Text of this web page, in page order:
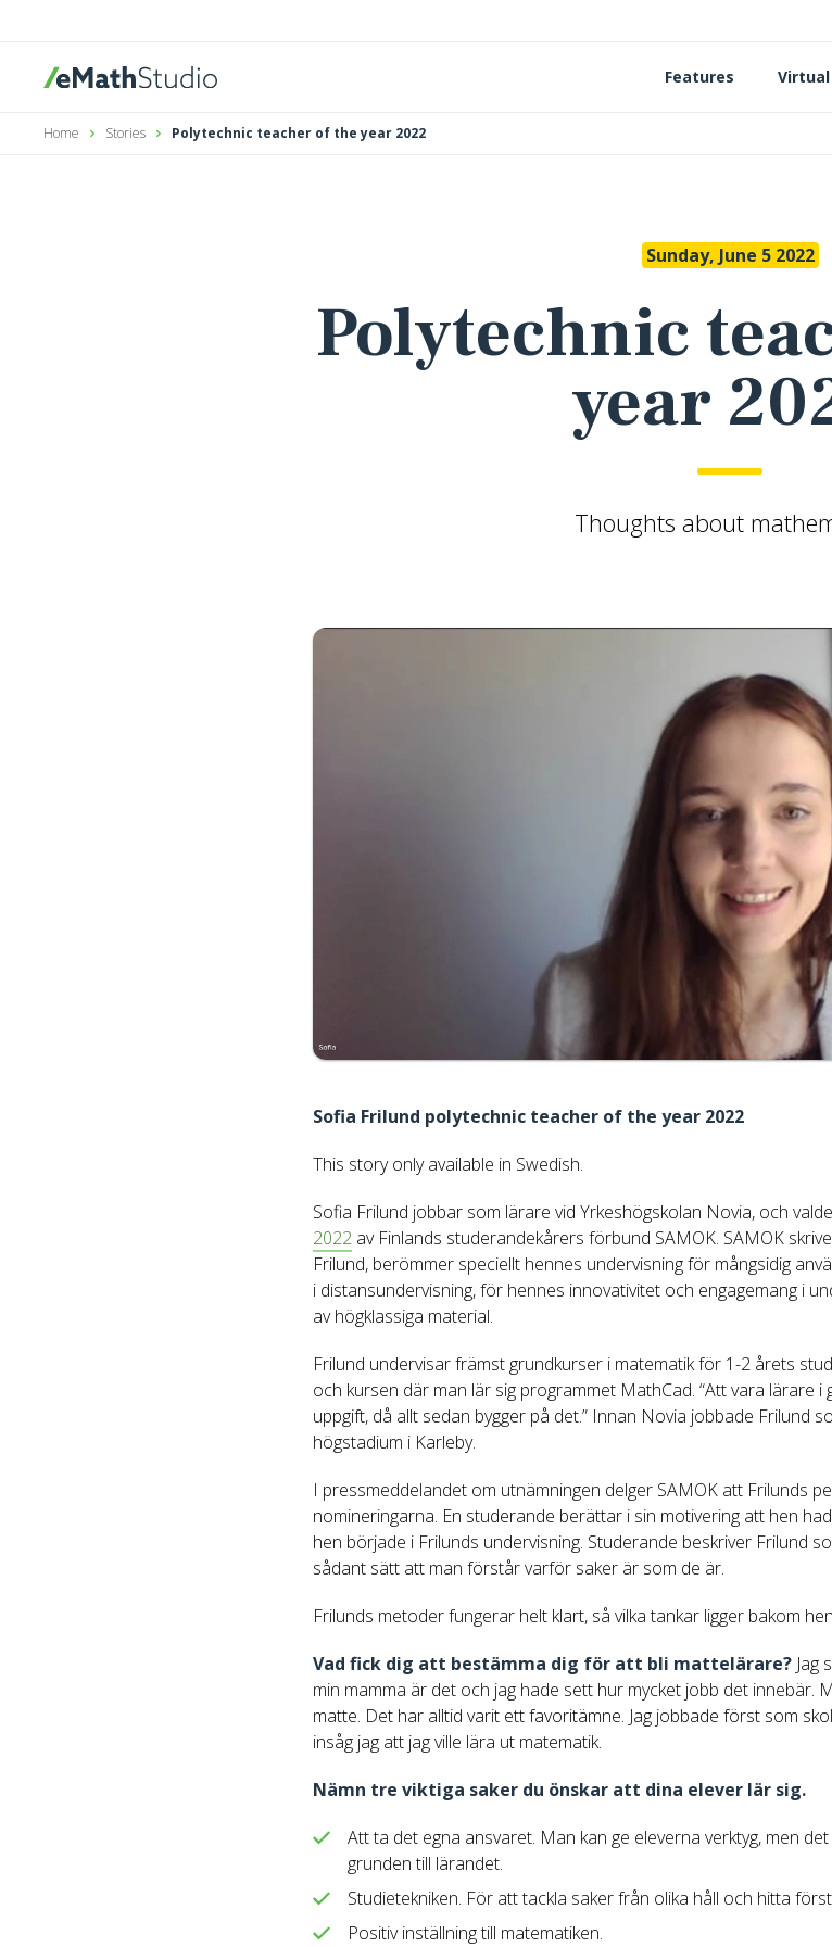
Features
Home Stories Polytechnic teacher of the year 2022
Sunday, June 5 2022
Polytechnic
year
Thoughts about
Sofia Frilund polytechnic teacher of the year 2022
This story only available in Swedish.
Sofia Frilund jobbar som lärare vid Yrkeshögskolan Novia, och
2022 av Finlands studerandekårers förbund SAMOK. SAMOK
Frilund, berömmer speciellt hennes undervisning för mångsidig
i distansundervisning, för hennes innovativitet och engagemang i
av högklassiga material.
Frilund undervisar främst grundkurser i matematik för 1-2 årets
och kursen där man lär sig programmet MathCad. “Att vara lärare i
uppgift, då allt sedan bygger på det.” Innan Novia jobbade Frilund
högstadium i Karleby.
I pressmeddelandet om utnämningen delger SAMOK att Frilunds
nomineringarna. En studerande berättar i sin motivering att hen
hen började i Frilunds undervisning. Studerande beskriver Frilund
sådant sätt att man förstår varför saker är som de är.
Frilunds metoder fungerar helt klart, så vilka tankar ligger bakom
Vad fick dig att bestämma dig för att bli mattelärare? Jag
min mamma är det och jag hade sett hur mycket jobb det innebär.
matte. Det har alltid varit ett favoritämne. Jag jobbade först som
insåg jag att jag ville lära ut matematik.
Nämn tre viktiga saker du önskar att dina elever lär sig.
Att ta det egna ansvaret. Man kan ge eleverna verktyg, men
grunden till lärandet.
Studietekniken. För att tackla saker från olika håll och hitta
Positiv inställning till matematiken.